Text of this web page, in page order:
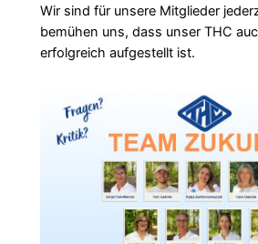
Wir sind für unsere Mitglieder
bemühen uns, dass unser THC
erfolgreich aufgestellt ist.